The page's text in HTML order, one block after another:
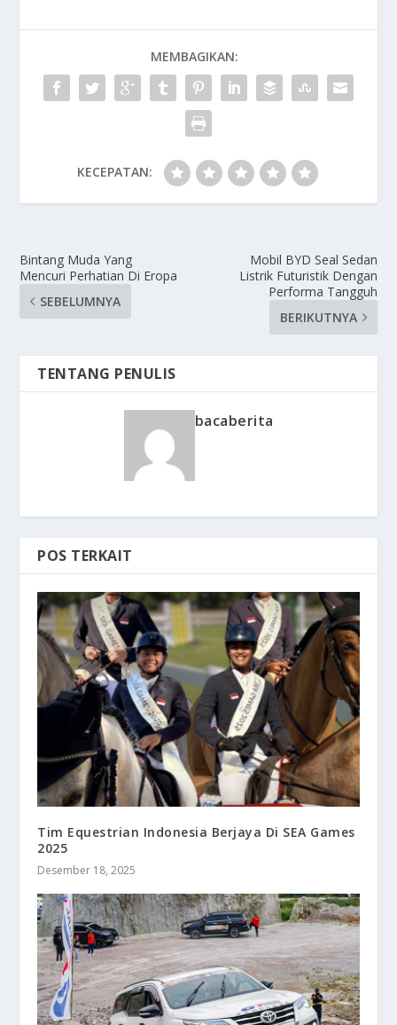
MEMBAGIKAN:
KECEPATAN:
Bintang Muda Yang
Mencuri Perhatian Di Eropa
SEBELUMNYA
Mobil BYD Seal Sedan
Listrik Futuristik Dengan
Performa Tangguh
BERIKUTNYA
TENTANG PENULIS
bacaberita
POS TERKAIT
Tim Equestrian Indonesia Berjaya Di SEA Games
2025
Desember 18, 2025